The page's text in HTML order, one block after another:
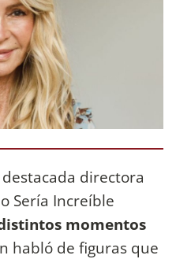
directora
Sería Increíble
momentos
habló de figuras que